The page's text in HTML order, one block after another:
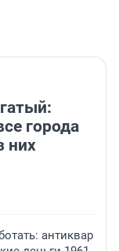
города
них
антиквар